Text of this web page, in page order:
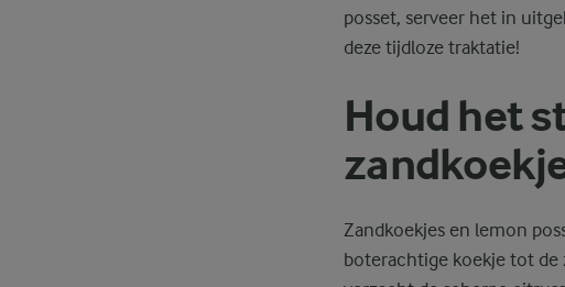
posset, serveer het in
deze tijdloze traktatie!
Houd het
Zandkoekjes en lemon
boterachtige koekje tot de